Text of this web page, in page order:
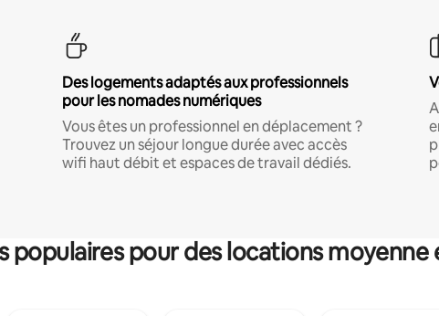
Des logements adaptés aux professionnels
pour les nomades numériques
Vous êtes un professionnel en déplacement ?
Trouvez un séjour longue durée avec accès
wifi haut débit et espaces de travail dédiés.
populaires pour des locations